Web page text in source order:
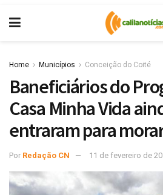
Home Municípios Conceição do Coité
Baneficiários do
Casa Minha Vida
entraram para
Por Redação CN 11 de fevereiro de